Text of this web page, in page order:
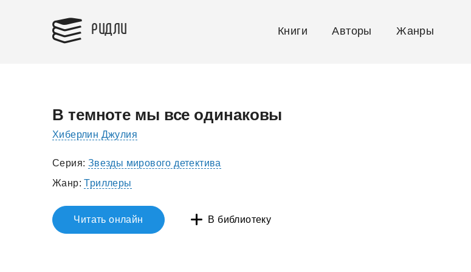
РИДЛИ Книги Авторы Жанры
В темноте мы все одинаковы
Хиберлин Джулия
Серия: Звезды мирового детектива
Жанр:Триллеры
Читать онлайн В библиотеку